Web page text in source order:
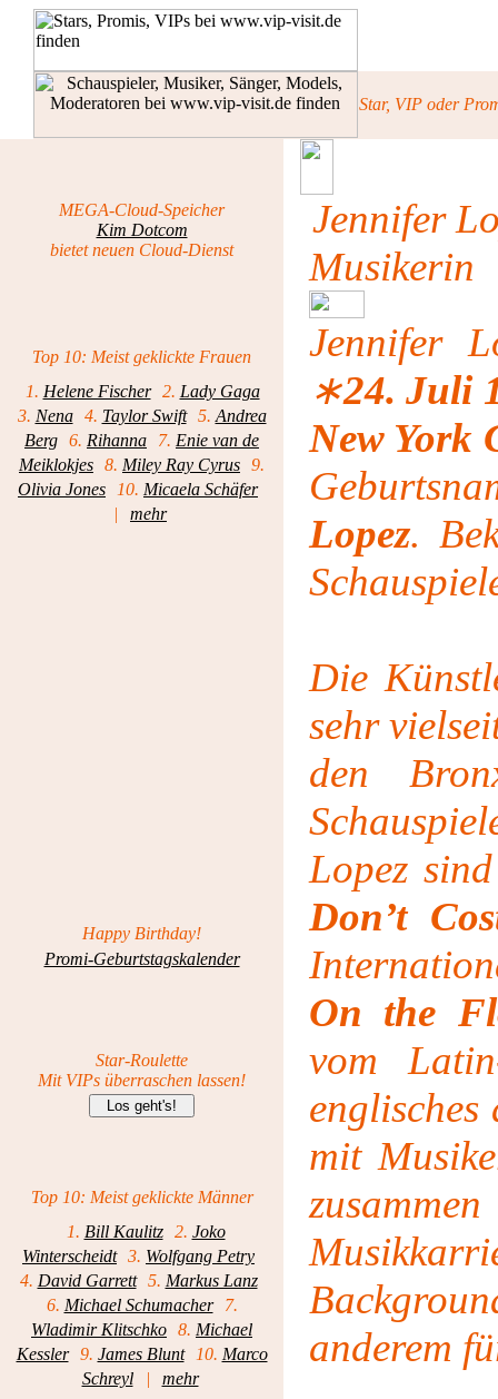
Star, VIP oder
MEGA-Cloud-Speicher
Kim Dotcom
bietet neuen Cloud-Dienst
Top 10: Meist geklickte Frauen
1. Helene Fischer 2. Lady Gaga
3. Nena 4. Taylor Swift 5. Andrea
Berg 6. Rihanna 7. Enie van de
Meiklokjes 8. Miley Ray Cyrus 9.
Olivia Jones
10. Micaela Schäfer
|
mehr
Happy Birthday!
Promi-Geburtstagskalender
Star-Roulette
Mit VIPs überraschen lassen!
Top 10: Meist geklickte Männer
1. Bill Kaulitz 2. Joko
Winterscheidt 3. Wolfgang Petry
4. David Garrett 5. Markus Lanz
6. Michael Schumacher
7.
Wladimir Klitschko 8. Michael
Kessler
9. James Blunt 10. Marco
Schreyl
| mehr
Jennifer
Musikerin
Jennifer
∗24. Juli
New York
Lopez.
Die
sehr
den
Lopez
Don’t
On the
vom
englisches
mit
anderem